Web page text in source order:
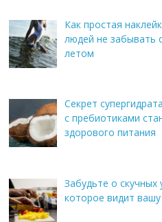
Как простая
людей не забывать
летом
Секрет
с пребиотиками
здорового питания
Забудьте о
которое видит вашу